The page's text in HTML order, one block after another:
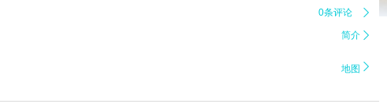
0条评论 
简介 
地图 